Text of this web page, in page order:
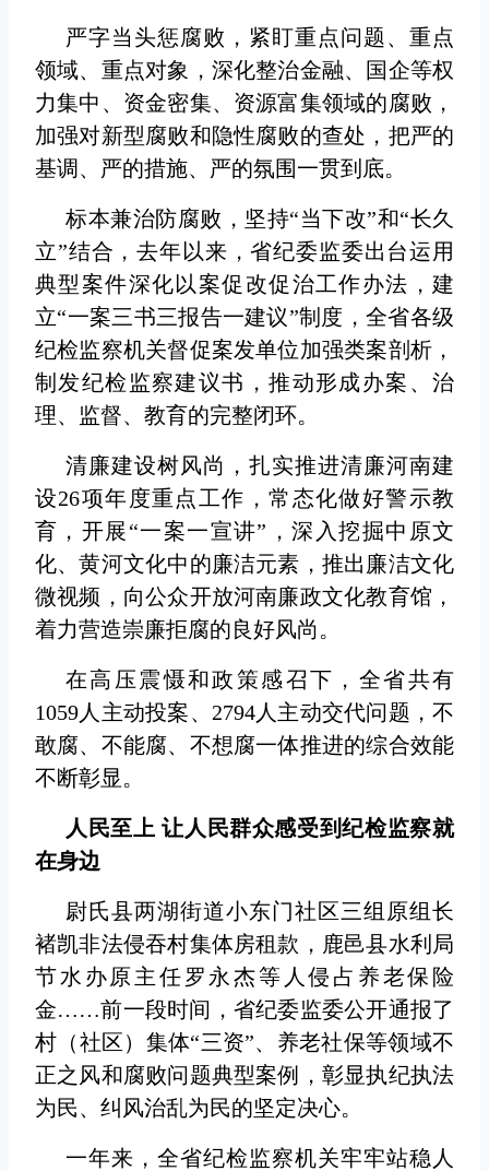
严字当头惩腐败，紧盯重点问题、重点
领域、重点对象，深化整治金融、国企等权
力集中、资金密集、资源富集领域的腐败，
加强对新型腐败和隐性腐败的查处，把严的
基调、严的措施、严的氛围一贯到底。
标本兼治防腐败，坚持“当下改”和“长久
立”结合，去年以来，省纪委监委出台运用
典型案件深化以案促改促治工作办法，建
立“一案三书三报告一建议”制度，全省各级
纪检监察机关督促案发单位加强类案剖析，
制发纪检监察建议书，推动形成办案、治
理、监督、教育的完整闭环。
清廉建设树风尚，扎实推进清廉河南建
设26项年度重点工作，常态化做好警示教
育，开展“一案一宣讲”，深入挖掘中原文
化、黄河文化中的廉洁元素，推出廉洁文化
微视频，向公众开放河南廉政文化教育馆，
着力营造崇廉拒腐的良好风尚。
在高压震慑和政策感召下，全省共有
1059人主动投案、2794人主动交代问题，不
敢腐、不能腐、不想腐一体推进的综合效能
不断彰显。
人民至上 让人民群众感受到纪检监察就
在身边
尉氏县两湖街道小东门社区三组原组长
褚凯非法侵吞村集体房租款，鹿邑县水利局
节水办原主任罗永杰等人侵占养老保险
金……前一段时间，省纪委监委公开通报了
村（社区）集体“三资”、养老社保等领域不
正之风和腐败问题典型案例，彰显执纪执法
为民、纠风治乱为民的坚定决心。
一年来，全省纪检监察机关牢牢站稳人